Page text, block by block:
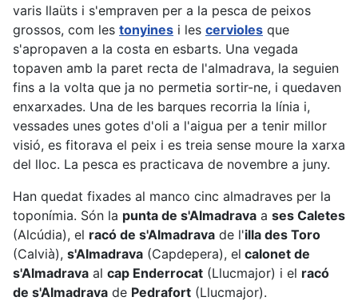
varis llaüts i s'empraven per a la pesca de peixos
grossos, com les tonyines i les cervioles que
s'apropaven a la costa en esbarts. Una vegada
topaven amb la paret recta de l'almadrava, la seguien
fins a la volta que ja no permetia sortir-ne, i quedaven
enxarxades. Una de les barques recorria la línia i,
vessades unes gotes d'oli a l'aigua per a tenir millor
visió, es fitorava el peix i es treia sense moure la xarxa
del lloc. La pesca es practicava de novembre a juny.
Han quedat fixades al manco cinc almadraves per la
toponímia. Són la punta de s'Almadrava a ses Caletes
(Alcúdia), el racó de s'Almadrava de l'illa des Toro
(Calvià), s'Almadrava (Capdepera), el calonet de
s'Almadrava al cap Enderrocat (Llucmajor) i el racó
de s'Almadrava de Pedrafort (Llucmajor).